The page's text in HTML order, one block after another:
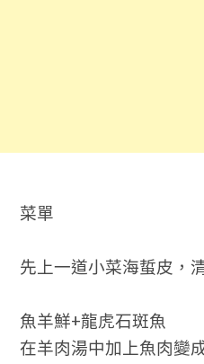
菜單
先上一道小菜海蜇皮，
魚羊鮮+龍虎石斑魚
在羊肉湯中加上魚肉變